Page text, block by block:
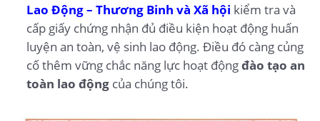
Lao Động – Thương Binh và Xã hội kiểm tra và
cấp giấy chứng nhận đủ điều kiện hoạt động huấn
luyện an toàn, vệ sinh lao động. Điều đó càng củng
cố thêm vững chắc năng lực hoạt độngđào tạo an
toàn lao độngcủa chúng tôi.